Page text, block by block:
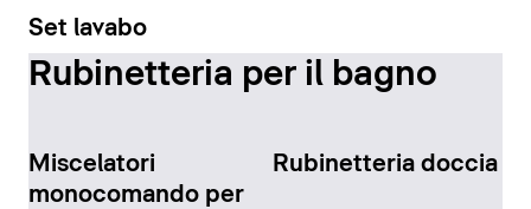
Set lavabo
Rubinetteria per il bagno
Miscelatori
monocomando per
Rubinetteria doccia